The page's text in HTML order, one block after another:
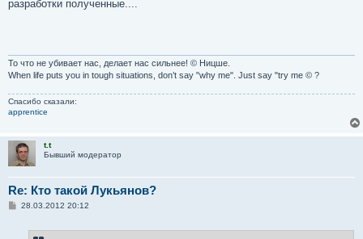
разработки полученные....
То что не убивает нас, делает нас сильнее! © Ницше.
When life puts you in tough situations, don’t say "why me". Just say "try me © ?
Спасибо сказали:
apprentice
t.t
Бывший модератор
Re: Кто такой Лукьянов?
С28.03.2012 20:12